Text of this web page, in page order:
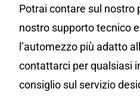
Potrai contare sul nostro
nostro supporto tecnico
l’automezzo più adatto
contattarci per qualsiasi
consiglio sul servizio